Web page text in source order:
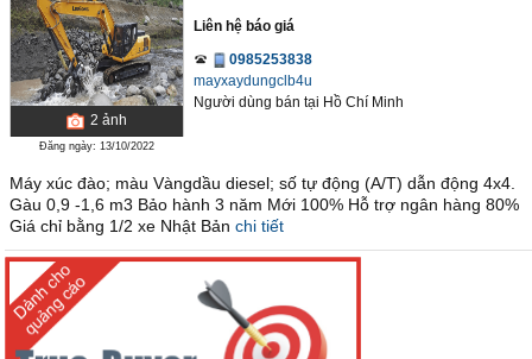
2 ảnh
Đăng ngày: 13/10/2022
Liên hệ báo giá
0985253838
mayxaydungclb4u
Người dùng bán tại Hồ Chí Minh
Máy xúc đào; màu Vàngdầu diesel; số tự động (A/T) dẫn động 4x4.
Gàu 0,9 -1,6 m3 Bảo hành 3 năm Mới 100% Hỗ trợ ngân hàng 80%
Giá chỉ bằng 1/2 xe Nhật Bản chi tiết